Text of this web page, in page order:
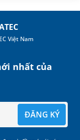
Việt Nam
nhất của
ĐĂNG KÝ